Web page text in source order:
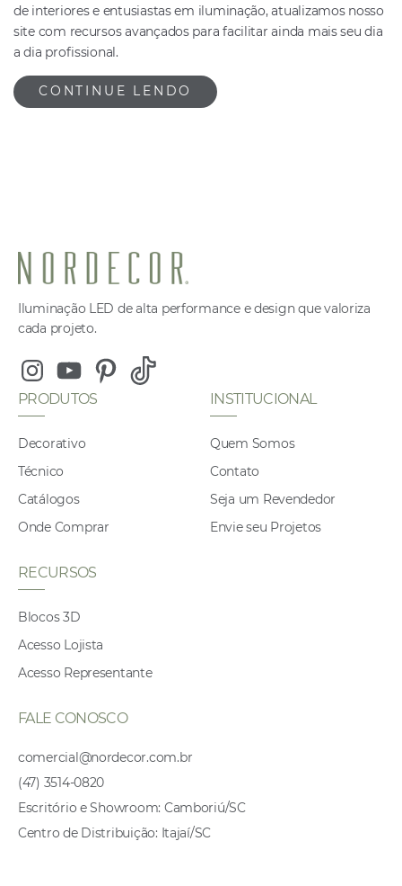
de interiores e entusiastas em iluminação, atualizamos nosso
site com recursos avançados para facilitar ainda mais seu dia
a dia profissional.
CONTINUE LENDO
Iluminação LED de alta performance e design que valoriza
cada projeto.
InstagramYoutubePinterest
Tiktok
PRODUTOS
Decorativo
Técnico
Catálogos
Onde Comprar
INSTITUCIONAL
Quem Somos
Contato
Seja um Revendedor
Envie seu Projetos
RECURSOS
Blocos 3D
Acesso Lojista
Acesso Representante
FALE CONOSCO
comercial@nordecor.com.br
(47) 3514-0820
Escritório e Showroom: Camboriú/SC
Centro de Distribuição: Itajaí/SC